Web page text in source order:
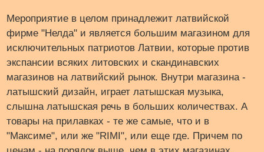
Мероприятие в целом принадлежит латвийской
фирме "Нелда" и является большим магазином для
исключительных патриотов Латвии, которые против
экспансии всяких литовских и скандинавских
магазинов на латвийский рынок. Внутри магазина -
латышский дизайн, играет латышская музыка,
слышна латышская речь в больших количествах. А
товары на прилавках - те же самые, что и в
"Максиме", или же "RIMI", или еще где. Причем по